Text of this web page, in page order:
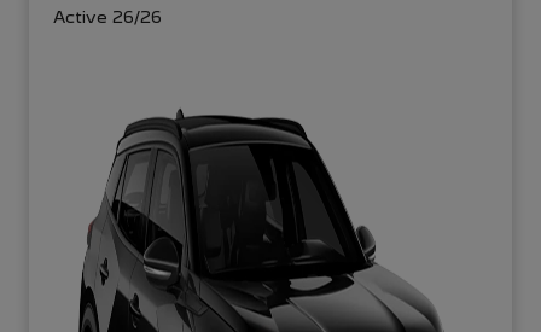
Active 26/26